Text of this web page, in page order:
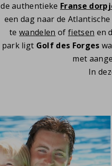
de authentieke Franse
een dag naar de
tewandelen of fietsen en
park ligt Golf des Forges
met
In